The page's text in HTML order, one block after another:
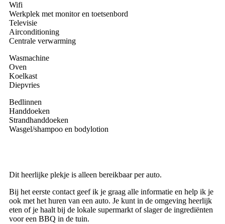
Wifi
Werkplek met monitor en toetsenbord
Televisie
Airconditioning
Centrale verwarming
Wasmachine
Oven
Koelkast
Diepvries
Bedlinnen
Handdoeken
Strandhanddoeken
Wasgel/shampoo en bodylotion
Dit heerlijke plekje is alleen bereikbaar per auto.
Bij het eerste contact geef ik je graag alle informatie en help ik je
ook met het huren van een auto. Je kunt in de omgeving heerlijk
eten of je haalt bij de lokale supermarkt of slager de ingrediënten
voor een BBQ in de tuin.